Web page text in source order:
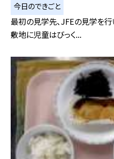
今日のできごと
最初の見学先、JFEの見学を行
敷地に児童はびっく...